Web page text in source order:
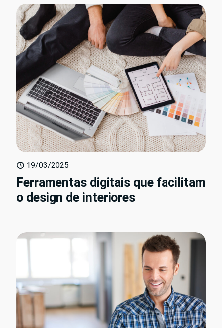
19/03/2025
Ferramentas digitais que facilitam
o design de interiores